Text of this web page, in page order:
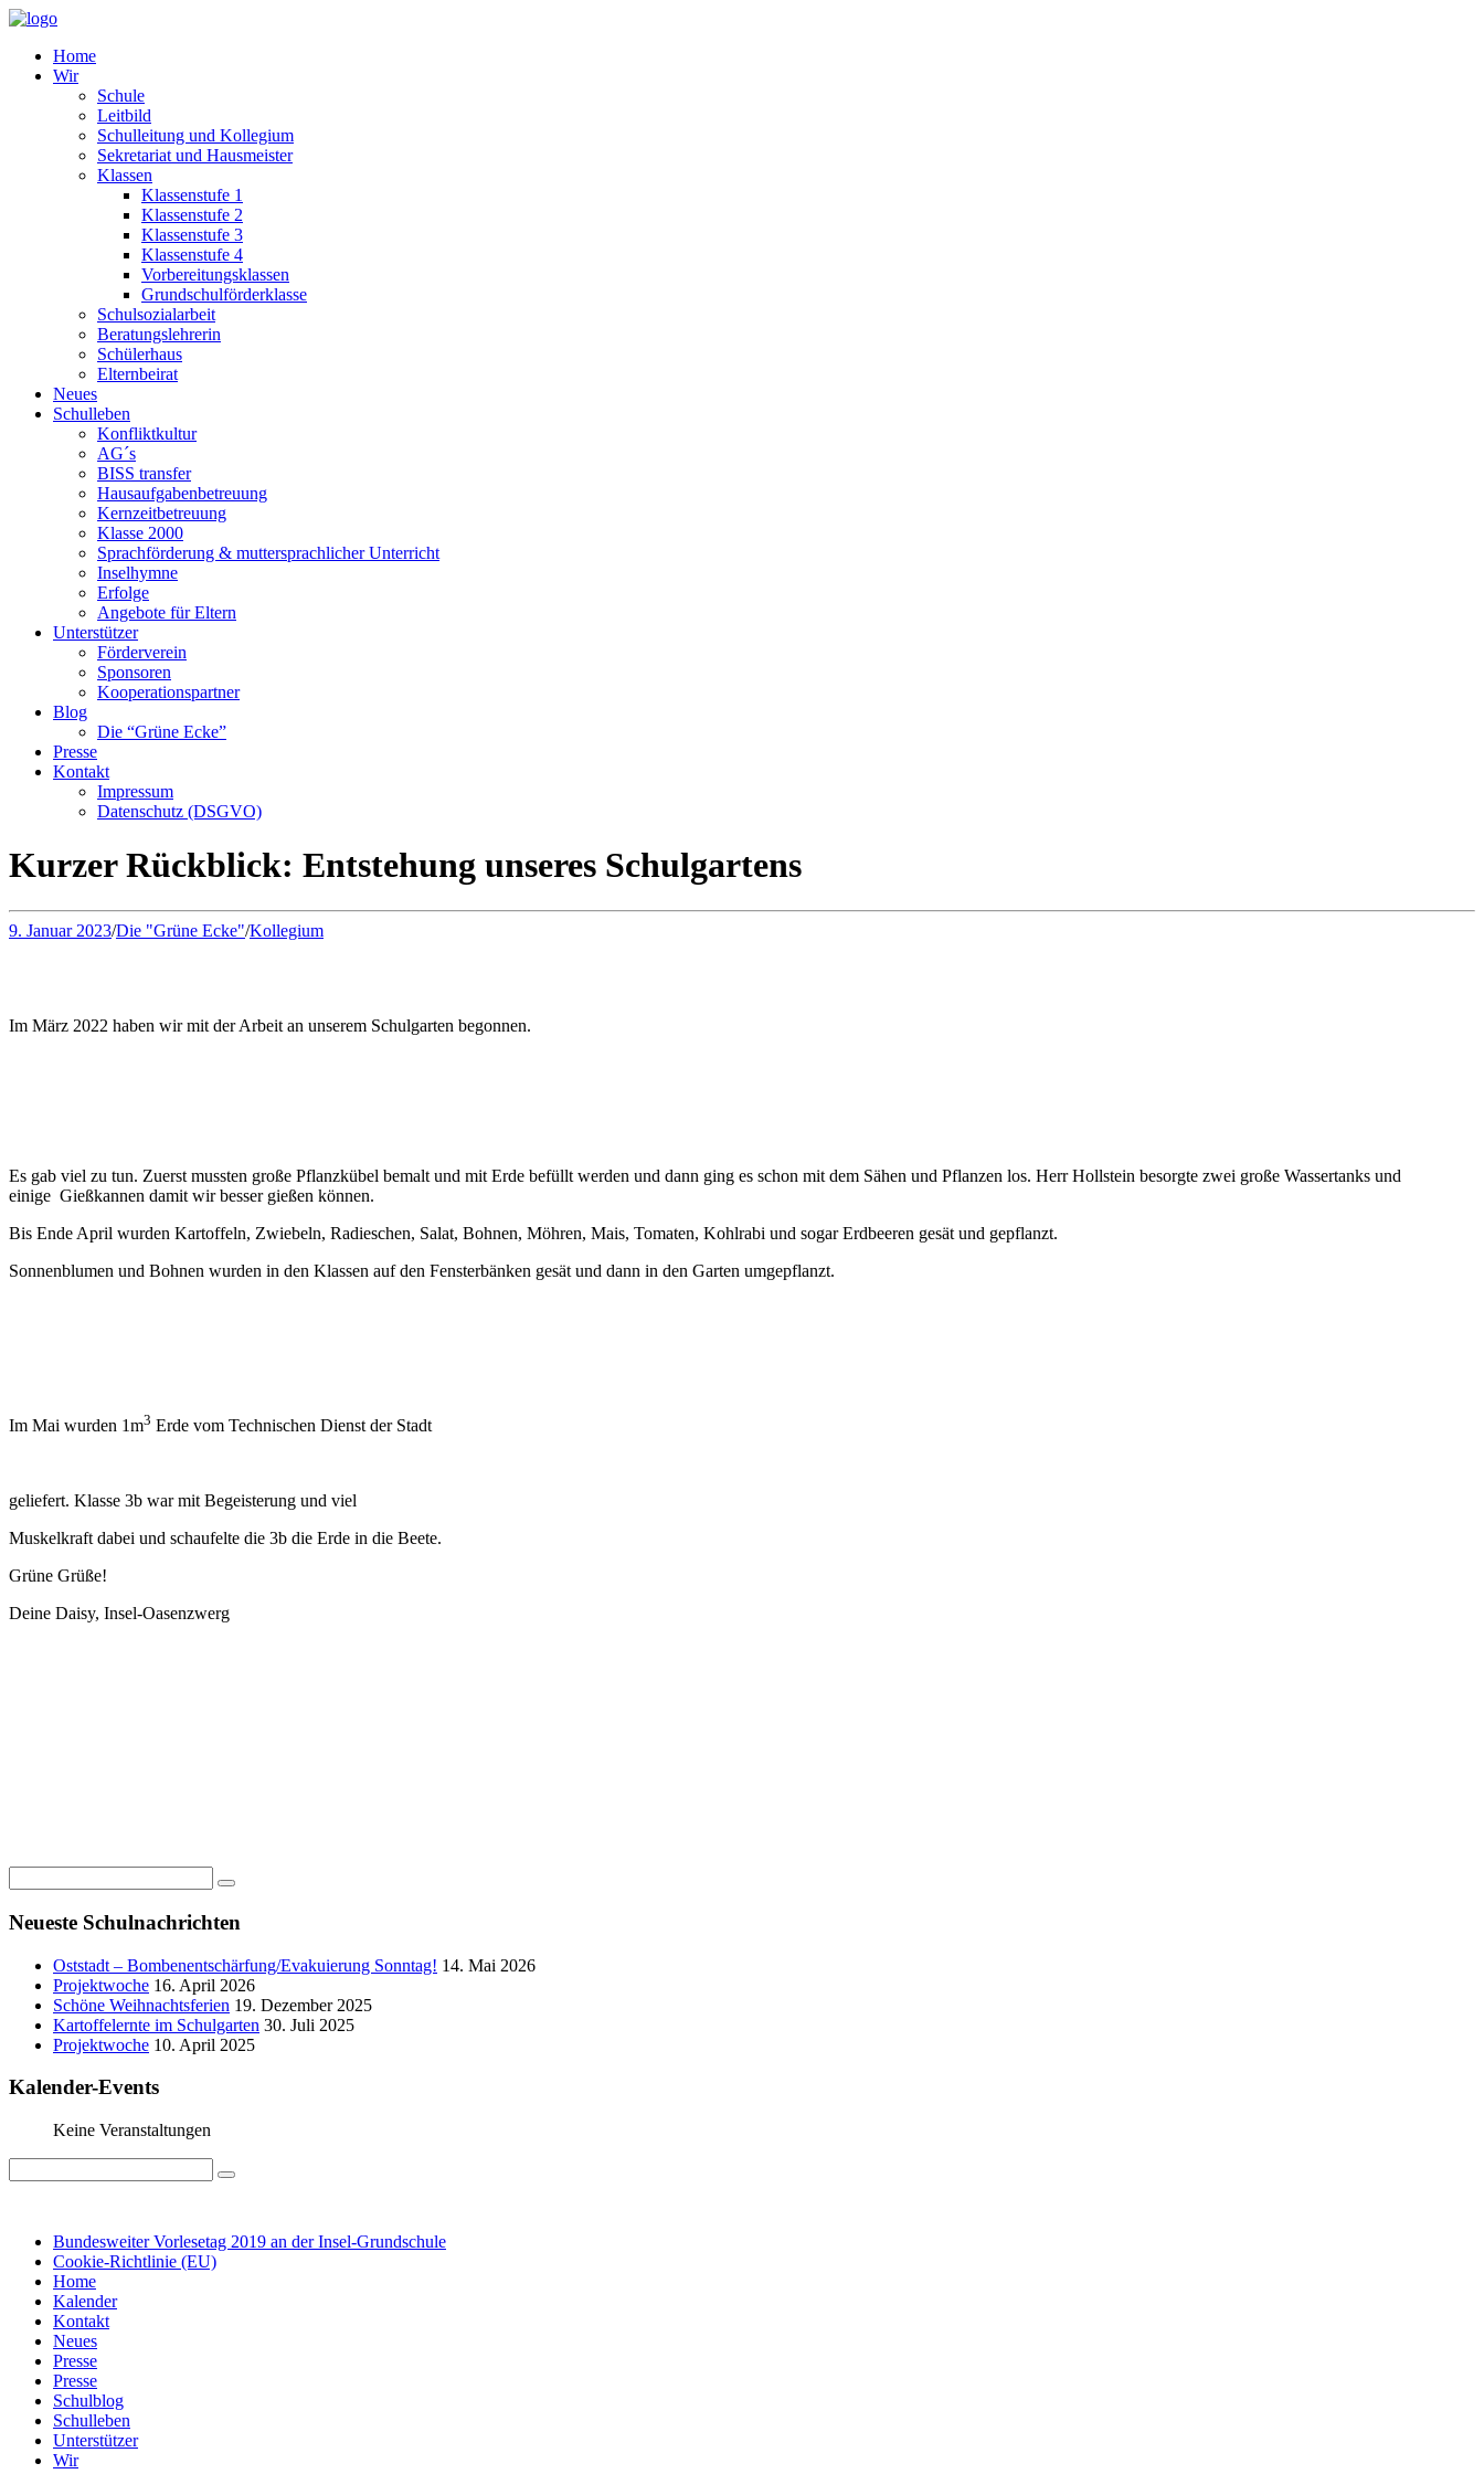
Home
Wir
Schule
Leitbild
Schulleitung und Kollegium
Sekretariat und Hausmeister
Klassen
Klassenstufe 1
Klassenstufe 2
Klassenstufe 3
Klassenstufe 4
Vorbereitungsklassen
Grundschulförderklasse
Schulsozialarbeit
Beratungslehrerin
Schülerhaus
Elternbeirat
Neues
Schulleben
Konfliktkultur
AG´s
BISS transfer
Hausaufgabenbetreuung
Kernzeitbetreuung
Klasse 2000
Sprachförderung & muttersprachlicher Unterricht
Inselhymne
Erfolge
Angebote für Eltern
Unterstützer
Förderverein
Sponsoren
Kooperationspartner
Blog
Die “Grüne Ecke”
Presse
Kontakt
Impressum
Datenschutz (DSGVO)
Kurzer Rückblick: Entstehung unseres Schulgartens
9. Januar 2023/Die "Grüne Ecke"/Kollegium
Im März 2022 haben wir mit der Arbeit an unserem Schulgarten begonnen.
Es gab viel zu tun. Zuerst mussten große Pflanzkübel bemalt und mit Erde befüllt werden und dann ging es schon mit dem Sähen und Pflanzen los. Herr Hollstein besorgte zwei große Wassertanks und
einige Gießkannen damit wir besser gießen können.
Bis Ende April wurden Kartoffeln, Zwiebeln, Radieschen, Salat, Bohnen, Möhren, Mais, Tomaten, Kohlrabi und sogar Erdbeeren gesät und gepflanzt.
Sonnenblumen und Bohnen wurden in den Klassen auf den Fensterbänken gesät und dann in den Garten umgepflanzt.
Im Mai wurden 1m3 Erde vom Technischen Dienst der Stadt
geliefert. Klasse 3b war mit Begeisterung und viel
Muskelkraft dabei und schaufelte die 3b die Erde in die Beete.
Grüne Grüße!
Deine Daisy, Insel-Oasenzwerg
Neueste Schulnachrichten
Oststadt – Bombenentschärfung/Evakuierung Sonntag! 14. Mai 2026
Projektwoche 16. April 2026
Schöne Weihnachtsferien 19. Dezember 2025
Kartoffelernte im Schulgarten 30. Juli 2025
Projektwoche 10. April 2025
Kalender-Events
Keine Veranstaltungen
Bundesweiter Vorlesetag 2019 an der Insel-Grundschule
Cookie-Richtlinie (EU)
Home
Kalender
Kontakt
Neues
Presse
Presse
Schulblog
Schulleben
Unterstützer
Wir